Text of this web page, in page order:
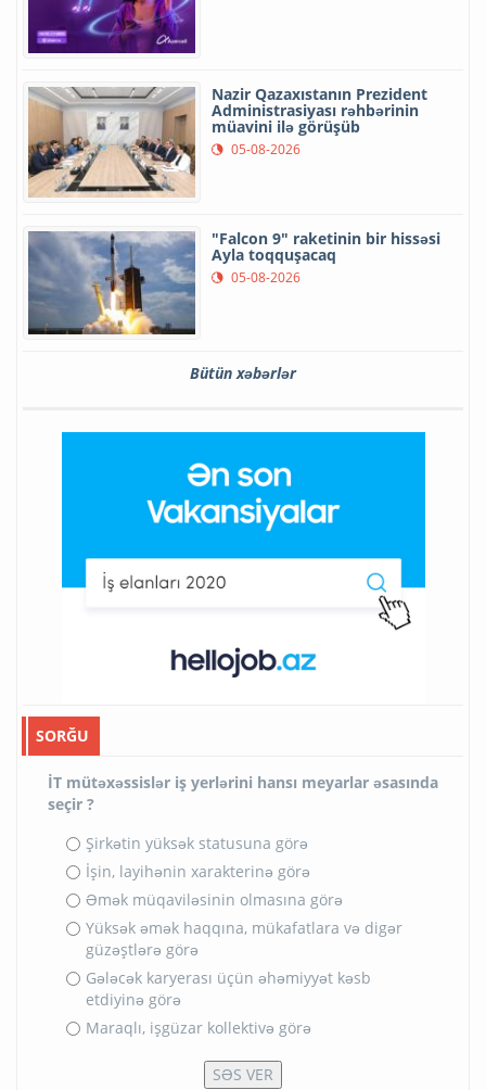
Nazir Qazaxıstanın Prezident
Administrasiyası rəhbərinin
müavini ilə görüşüb
05-08-2026
"Falcon 9" raketinin bir hissəsi
Ayla toqquşacaq
05-08-2026
Bütün xəbərlər
SORĞU
İT mütəxəssislər iş yerlərini hansı meyarlar əsasında
seçir ?
Şirkətin yüksək statusuna görə
İşin, layihənin xarakterinə görə
Əmək müqaviləsinin olmasına görə
Yüksək əmək haqqına, mükafatlara və digər
güzəştlərə görə
Gələcək karyerası üçün əhəmiyyət kəsb
etdiyinə görə
Maraqlı, işgüzar kollektivə görə